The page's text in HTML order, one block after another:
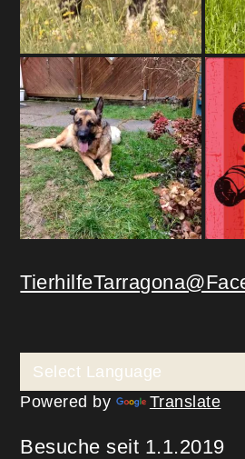
Powered by Translate
Besuche seit 1.1.2019